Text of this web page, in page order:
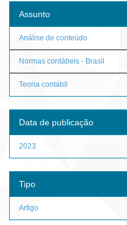
Assunto
Análise de conteúdo
Normas contábeis - Brasil
Teoria contábil
Data de publicação
2023
Tipo
Artigo